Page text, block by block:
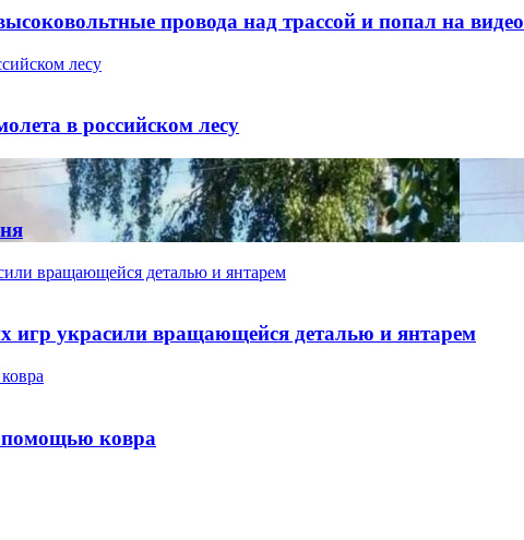
провода над трассой и попал на видео
лесу
в российском лесу
вращающейся деталью и янтарем
игр украсили вращающейся деталью и янтарем
помощью ковра